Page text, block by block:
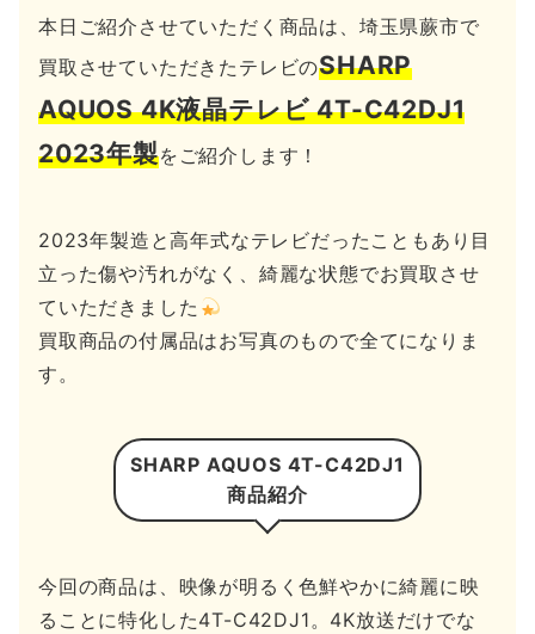
本日ご紹介させていただく商品は、埼玉県蕨市で
買取させていただきたテレビのSHARP
AQUOS 4K液晶テレビ 4T-C42DJ1
2023年製をご紹介します！
2023年製造と高年式なテレビだったこともあり目
立った傷や汚れがなく、綺麗な状態でお買取させ
ていただきました
買取商品の付属品はお写真のもので全てになりま
す。
SHARP AQUOS 4T-C42DJ1
商品紹介
今回の商品は、映像が明るく色鮮やかに綺麗に映
ることに特化した4T-C42DJ1。4K放送だけでな